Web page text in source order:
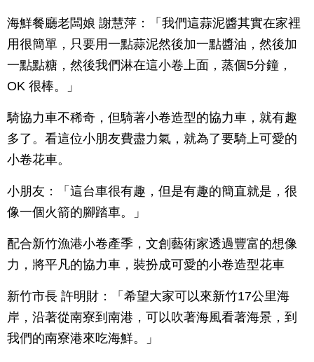
海鮮餐廳老闆娘 謝慧萍：「我們這蒜泥醬其實在家裡
用很簡單，只要用一點蒜泥然後加一點醬油，然後加
一點點糖，然後我們淋在這小卷上面，蒸個5分鐘，
OK 很棒。」
騎協力車不稀奇，但騎著小卷造型的協力車，就有趣
多了。看這位小朋友費盡力氣，就為了要騎上可愛的
小卷花車。
小朋友：「這台車很有趣，但是有趣的簡直就是，很
像一個火箭的腳踏車。」
配合新竹漁港小卷產季，文創藝術家透過豐富的想像
力，將平凡的協力車，裝扮成可愛的小卷造型花車
新竹市長 許明財：「希望大家可以來新竹17公里海
岸，沿著從南寮到南港，可以吹著海風看著海景，到
我們的南寮港來吃海鮮。」